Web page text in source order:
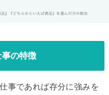
の特徴
事であれば存分に強みを